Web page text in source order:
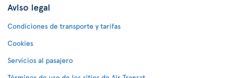
Aviso legal
Condiciones de transporte y tarifas
Cookies
Servicios al pasajero